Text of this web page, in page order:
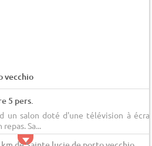
vecchio
5 pers.
un salon doté d'une télévision à
Sa...